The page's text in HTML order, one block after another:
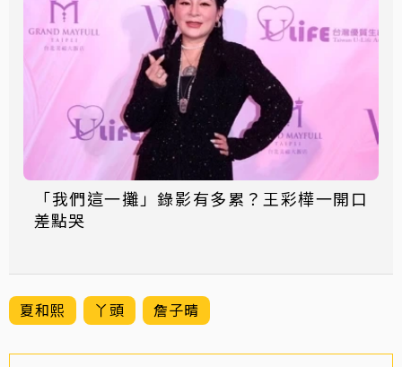
「我們這一攤」錄影有多累？王彩樺一開口
差點哭
夏和熙 丫頭 詹子晴